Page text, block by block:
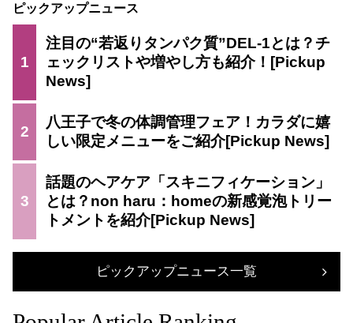
ピックアップニュース
1
注目の“若返りタンパク質”DEL-1とは？チ
ェックリストや増やし方も紹介！
2
八王子で冬の体調管理フェア！カラダに嬉
しい限定メニューをご紹介
3
話題のヘアケア「スキニフィケーション」
とは？non haru：homeの新感覚泡トリー
トメントを紹介
ピックアップニュース一覧